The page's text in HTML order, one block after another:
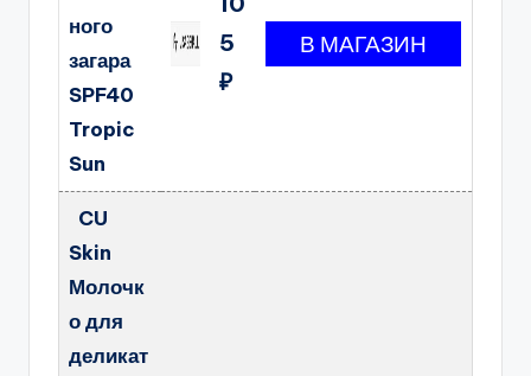
ного
загара
SPF40
Tropic
Sun
5
₽
CU
Skin
Молочк
о для
деликат